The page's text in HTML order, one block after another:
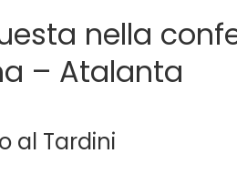
nella
– Atalanta
al Tardini